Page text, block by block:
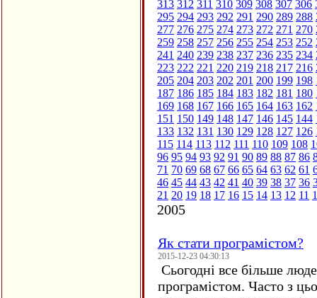
313 312 311 310 309 308 307 306
295 294 293 292 291 290 289 288
277 276 275 274 273 272 271 270
259 258 257 256 255 254 253 252
241 240 239 238 237 236 235 234
223 222 221 220 219 218 217 216
205 204 203 202 201 200 199 198
187 186 185 184 183 182 181 180
169 168 167 166 165 164 163 162
151 150 149 148 147 146 145 144
133 132 131 130 129 128 127 126
115 114 113 112 111 110 109 108
96 95 94 93 92 91 90 89 88 87 86
71 70 69 68 67 66 65 64 63 62 61
46 45 44 43 42 41 40 39 38 37 36
21 20 19 18 17 16 15 14 13 12 11
2005
Як стати програмістом?
2015-12-23 04:30:13
Сьогодні все більше
програмістом. Часто з